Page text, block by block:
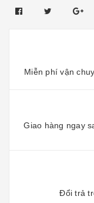
Miễn phí vận
Giao hàng ngay
Đổi trả